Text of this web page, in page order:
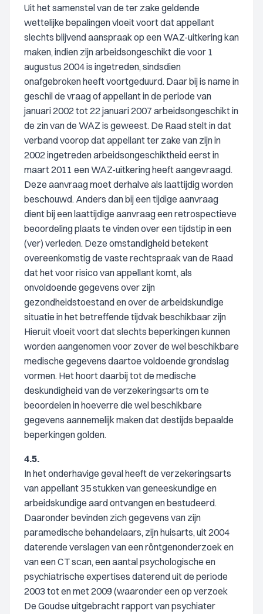
Uit het samenstel van de ter zake geldende
wettelijke bepalingen vloeit voort dat appellant
slechts blijvend aanspraak op een WAZ-uitkering kan
maken, indien zijn arbeidsongeschikt die voor 1
augustus 2004 is ingetreden, sindsdien
onafgebroken heeft voortgeduurd. Daar bij is name in
geschil de vraag of appellant in de periode van
januari 2002 tot 22 januari 2007 arbeidsongeschikt in
de zin van de WAZ is geweest. De Raad stelt in dat
verband voorop dat appellant ter zake van zijn in
2002 ingetreden arbeidsongeschiktheid eerst in
maart 2011 een WAZ-uitkering heeft aangevraagd.
Deze aanvraag moet derhalve als laattijdig worden
beschouwd. Anders dan bij een tijdige aanvraag
dient bij een laattijdige aanvraag een retrospectieve
beoordeling plaats te vinden over een tijdstip in een
(ver) verleden. Deze omstandigheid betekent
overeenkomstig de vaste rechtspraak van de Raad
dat het voor risico van appellant komt, als
onvoldoende gegevens over zijn
gezondheidstoestand en over de arbeidskundige
situatie in het betreffende tijdvak beschikbaar zijn
Hieruit vloeit voort dat slechts beperkingen kunnen
worden aangenomen voor zover de wel beschikbare
medische gegevens daartoe voldoende grondslag
vormen. Het hoort daarbij tot de medische
deskundigheid van de verzekeringsarts om te
beoordelen in hoeverre die wel beschikbare
gegevens aannemelijk maken dat destijds bepaalde
beperkingen golden.
4.5.
In het onderhavige geval heeft de verzekeringsarts
van appellant 35 stukken van geneeskundige en
arbeidskundige aard ontvangen en bestudeerd.
Daaronder bevinden zich gegevens van zijn
paramedische behandelaars, zijn huisarts, uit 2004
daterende verslagen van een röntgenonderzoek en
van een CT scan, een aantal psychologische en
psychiatrische expertises daterend uit de periode
2003 tot en met 2009 (waaronder een op verzoek
De Goudse uitgebracht rapport van psychiater